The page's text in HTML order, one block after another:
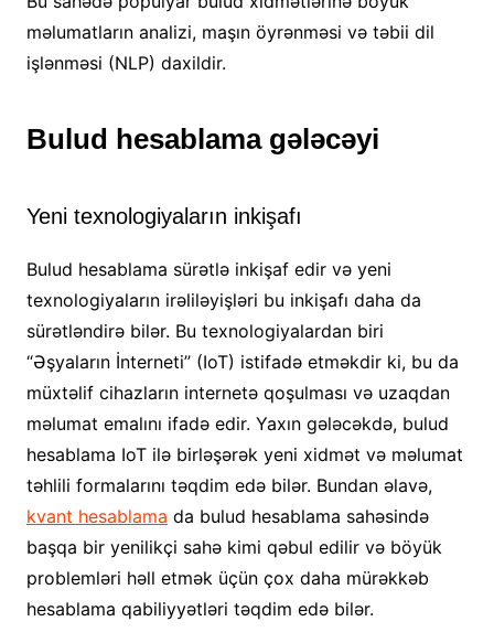
məlumatların analizi, maşın öyrənməsi və təbii dil
işlənməsi (NLP) daxildir.
Bulud hesablama gələcəyi
Yeni texnologiyaların inkişafı
Bulud hesablama sürətlə inkişaf edir və yeni
texnologiyaların irəliləyişləri bu inkişafı daha da
sürətləndirə bilər. Bu texnologiyalardan biri
“Əşyaların İnterneti” (IoT) istifadə etməkdir ki, bu da
müxtəlif cihazların internetə qoşulması və uzaqdan
məlumat emalını ifadə edir. Yaxın gələcəkdə, bulud
hesablama IoT ilə birləşərək yeni xidmət və məlumat
təhlili formalarını təqdim edə bilər. Bundan əlavə,
kvant hesablama da bulud hesablama sahəsində
başqa bir yenilikçi sahə kimi qəbul edilir və böyük
problemləri həll etmək üçün çox daha mürəkkəb
hesablama qabiliyyətləri təqdim edə bilər.